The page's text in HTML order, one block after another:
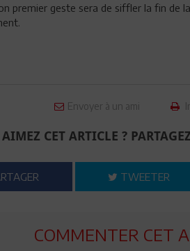
premier geste sera de siffler la fin de
Envoyer à un ami
CET ARTICLE ?
TWEETER
COMMENTER CET